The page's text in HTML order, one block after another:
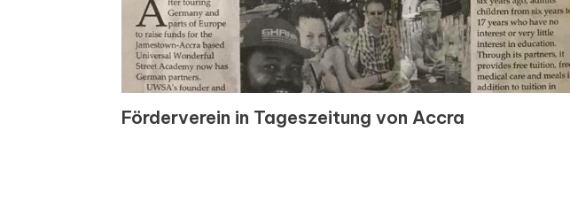
Förderverein in Tageszeitung von Accra